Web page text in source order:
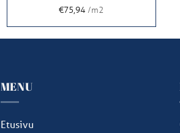
€75,94 /m2
MENU
Etusivu